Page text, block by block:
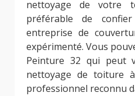
nettoyage de votre
préférable de
entreprise de
expérimenté. Vous
Peinture 32 qui peut
nettoyage de toiture
professionnel reconnu